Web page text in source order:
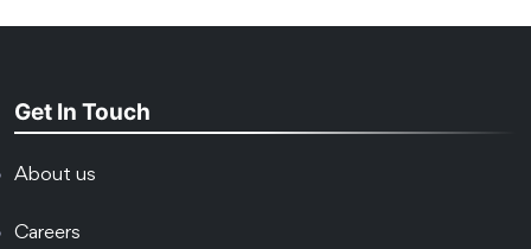
Get In Touch
About us
Careers